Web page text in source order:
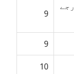
9
9
10